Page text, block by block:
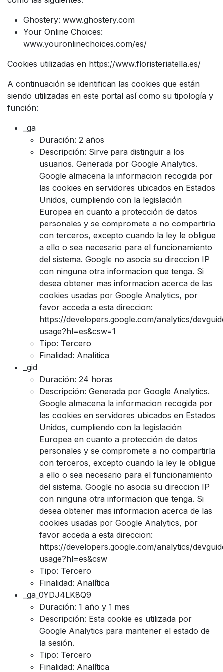
Ghostery: www.ghostery.com
Your Online Choices:
www.youronlinechoices.com/es/
Cookies utilizadas en https://www.floristeriatella.es/
A continuación se identifican las cookies que están
siendo utilizadas en este portal así como su tipología y
función:
_ga
Duración: 2 años
Descripción: Sirve para distinguir a los
usuarios. Generada por Google Analytics.
Google almacena la informacion recogida por
las cookies en servidores ubicados en Estados
Unidos, cumpliendo con la legislación
Europea en cuanto a protección de datos
personales y se compromete a no compartirla
con terceros, excepto cuando la ley le obligue
a ello o sea necesario para el funcionamiento
del sistema. Google no asocia su direccion IP
con ninguna otra informacion que tenga. Si
desea obtener mas informacion acerca de las
cookies usadas por Google Analytics, por
favor acceda a esta direccion:
https://developers.google.com/analytics/
usage?hl=es&csw=1
Tipo: Tercero
Finalidad: Analítica
_gid
Duración: 24 horas
Descripción: Generada por Google Analytics.
Google almacena la informacion recogida por
las cookies en servidores ubicados en Estados
Unidos, cumpliendo con la legislación
Europea en cuanto a protección de datos
personales y se compromete a no compartirla
con terceros, excepto cuando la ley le obligue
a ello o sea necesario para el funcionamiento
del sistema. Google no asocia su direccion IP
con ninguna otra informacion que tenga. Si
desea obtener mas informacion acerca de las
cookies usadas por Google Analytics, por
favor acceda a esta direccion:
https://developers.google.com/analytics/
usage?hl=es&csw
Tipo: Tercero
Finalidad: Analítica
_ga_0YDJ4LK8Q9
Duración: 1 año y 1 mes
Descripción: Esta cookie es utilizada por
Google Analytics para mantener el estado de
la sesión.
Tipo: Tercero
Finalidad: Analítica